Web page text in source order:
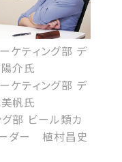
ケティング部 デ
介氏
ケティング部 デ
帆氏
部 ビール類カ
ダー 植村昌史